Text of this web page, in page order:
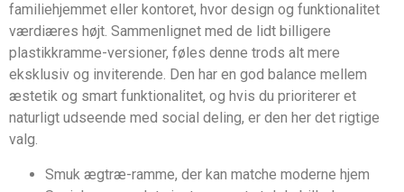
familiehjemmet eller kontoret, hvor design og funktionalitet
værdiæres højt. Sammenlignet med de lidt billigere
plastikkramme-versioner, føles denne trods alt mere
eksklusiv og inviterende. Den har en god balance mellem
æstetik og smart funktionalitet, og hvis du prioriterer et
naturligt udseende med social deling, er den her det rigtige
valg.
Smuk ægtræ-ramme, der kan matche moderne hjem